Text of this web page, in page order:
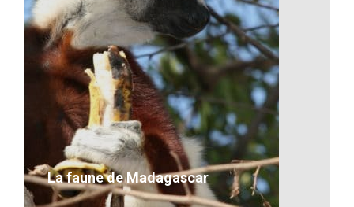
Les missions à Madagascar
desc
VOIR LE DÉTAIL
La faune de Madagascar